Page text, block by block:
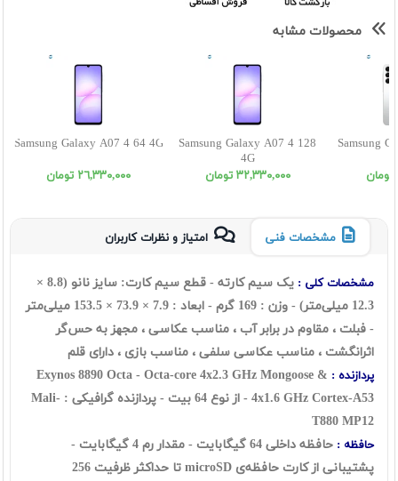
محصولات مشابه
Samsung Galaxy A07 4 64 4G
٢٦,٣٣٠,٠٠٠ تومان
Samsung Galaxy A07 4 128
4G
٣٢,٣٣٠,٠٠٠ تومان
Samsung
مشخصات فنی امتیاز و نظرات کاربران
مشخصات کلی :
یک سیم کارته - قطع سیم کارت: سایز نانو (8.8 ×
12.3 میلی‌متر) - وزن : 169 گرم - ابعاد : 7.9 × 73.9 × 153.5 میلی‌متر
- فبلت ، مقاوم در برابر آب ، مناسب عکاسی ، مجهز به حس‌گر
اثرانگشت ، مناسب عکاسی سلفی ، مناسب بازی ، دارای قلم
پردازنده : Exynos 8890 Octa - Octa-core 4x2.3 GHz Mongoose &
4x1.6 GHz Cortex-A53 - از نوع 64 بیت - پردازنده گرافیکی : Mali-
T880 MP12
حافظه :
حافظه‌ داخلی 64 گیگابایت - مقدار رم 4 گیگابایت -
پشتیبانی از کارت حافظه‌ی microSD تا حداکثر ظرفیت 256